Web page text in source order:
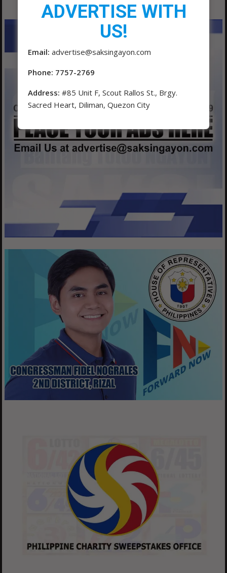
ADVERTISE WITH
US!
Email: advertise@saksingayon.com
Phone: 7757-2769
Address: #85 Unit F, Scout Rallos St., Brgy.
Sacred Heart, Diliman, Quezon City